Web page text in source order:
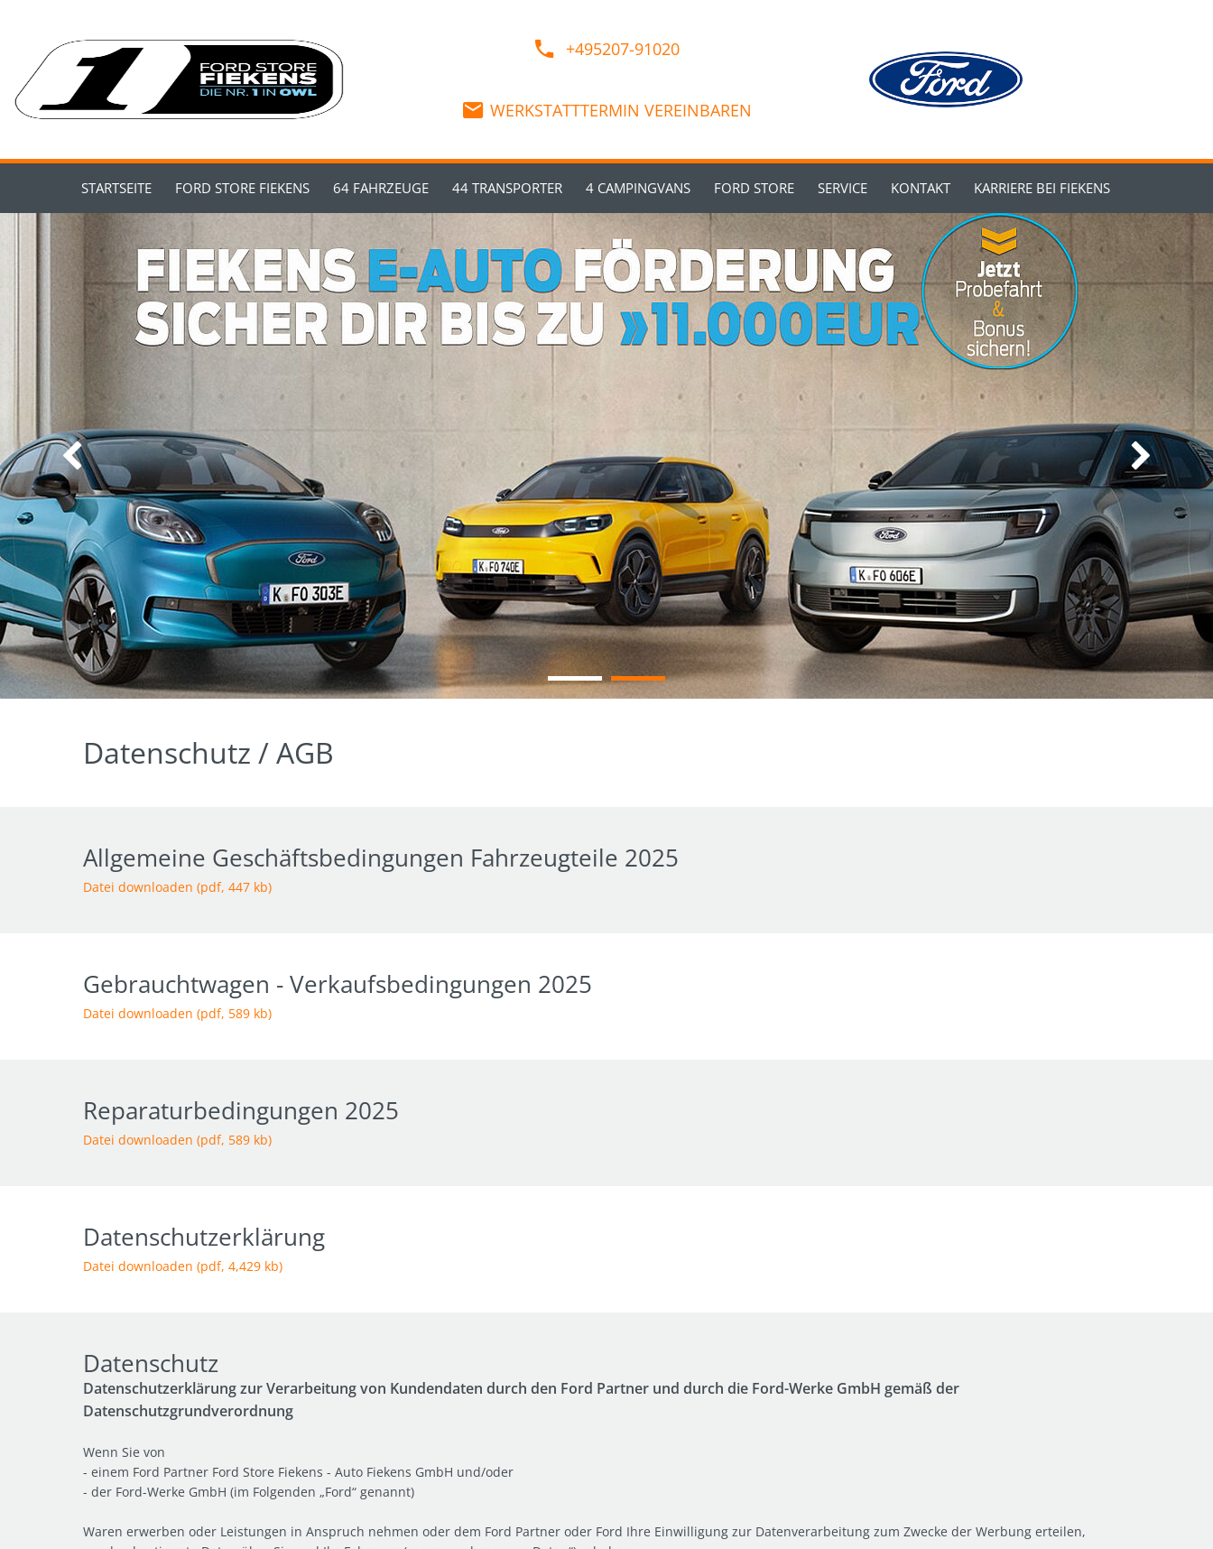
+495207-91020
WERKSTATTTERMIN VEREINBAREN
STARTSEITE FORD STORE FIEKENS 64 FAHRZEUGE 44 TRANSPORTER 4 CAMPINGVANS FORD STORE SERVICE KONTAKT KARRIERE BEI FIEKENS
Datenschutz / AGB
Allgemeine Geschäftsbedingungen Fahrzeugteile 2025
Datei downloaden (pdf, 447 kb)
Gebrauchtwagen - Verkaufsbedingungen 2025
Datei downloaden (pdf, 589 kb)
Reparaturbedingungen 2025
Datei downloaden (pdf, 589 kb)
Datenschutzerklärung
Datei downloaden (pdf, 4,429 kb)
Datenschutz
Datenschutzerklärung zur Verarbeitung von Kundendaten durch den Ford Partner und durch die Ford-Werke GmbH gemäß der
Datenschutzgrundverordnung
Wenn Sie von
- einem Ford Partner Ford Store Fiekens - Auto Fiekens GmbH und/oder
- der Ford-Werke GmbH (im Folgenden „Ford“ genannt)
Waren erwerben oder Leistungen in Anspruch nehmen oder dem Ford Partner oder Ford Ihre Einwilligung zur Datenverarbeitung zum Zwecke der Werbung erteilen,